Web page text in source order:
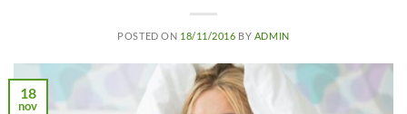
POSTED ON 18/11/2016 BY ADMIN
18
nov